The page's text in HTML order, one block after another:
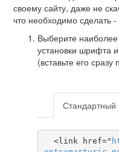
своему сайту, даже не
что необходимо сделать
Выберите
установки шрифта и
(вставьте его
Стандартный
  <link href="